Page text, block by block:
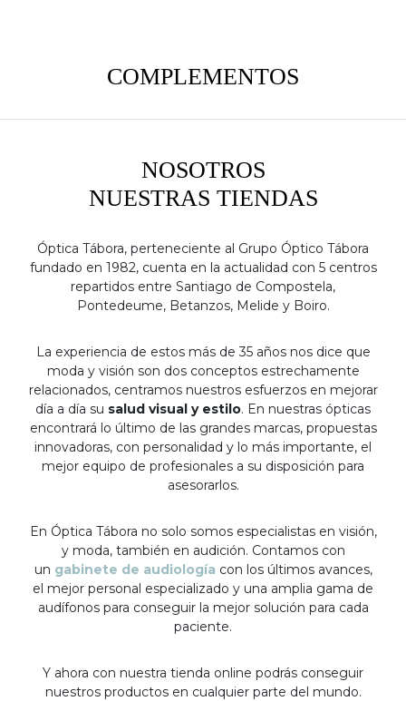
COMPLEMENTOS
NOSOTROS
NUESTRAS TIENDAS
Óptica Tábora, perteneciente al Grupo Óptico Tábora
fundado en 1982, cuenta en la actualidad con 5 centros
repartidos entre Santiago de Compostela,
Pontedeume, Betanzos, Melide y Boiro.
La experiencia de estos más de 35 años nos dice que
moda y visión son dos conceptos estrechamente
relacionados, centramos nuestros esfuerzos en mejorar
día a día su salud visual y estilo. En nuestras ópticas
encontrará lo último de las grandes marcas, propuestas
innovadoras, con personalidad y lo más importante, el
mejor equipo de profesionales a su disposición para
asesorarlos.
En Óptica Tábora no solo somos especialistas en visión,
y moda, también en audición. Contamos con
un gabinete de audiología con los últimos avances,
el mejor personal especializado y una amplia gama de
audífonos para conseguir la mejor solución para cada
paciente.
Y ahora con nuestra tienda online podrás conseguir
nuestros productos en cualquier parte del mundo.